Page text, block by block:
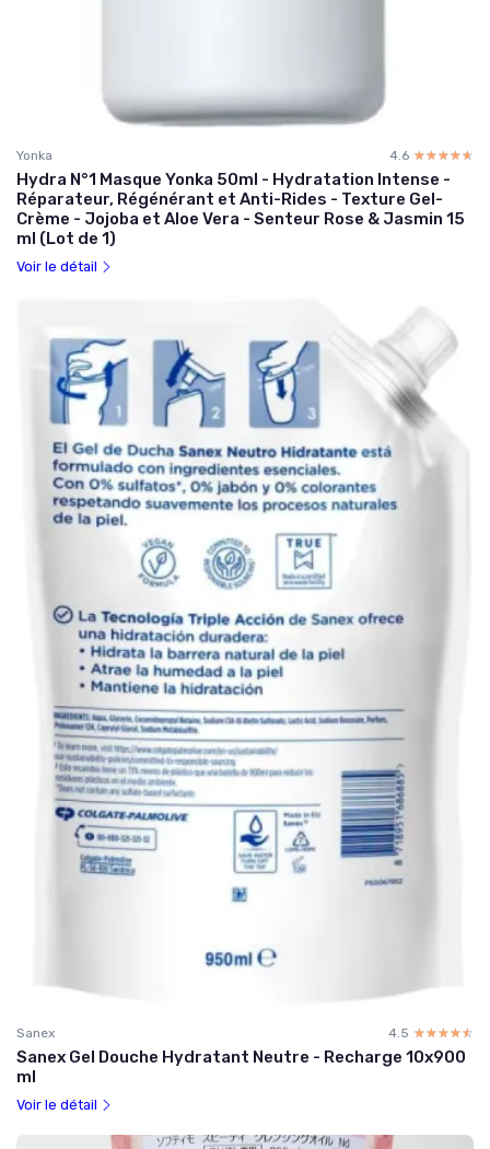
Yonka 4.6 ☆☆☆☆☆
★★★★★
Hydra N°1 Masque Yonka 50ml - Hydratation Intense -
Réparateur, Régénérant et Anti-Rides - Texture Gel-
Crème - Jojoba et Aloe Vera - Senteur Rose & Jasmin 15
ml (Lot de 1)
Voir le détail
Sanex 4.5 ☆☆☆☆☆
★★★★★
Sanex Gel Douche Hydratant Neutre - Recharge 10x900
ml
Voir le détail